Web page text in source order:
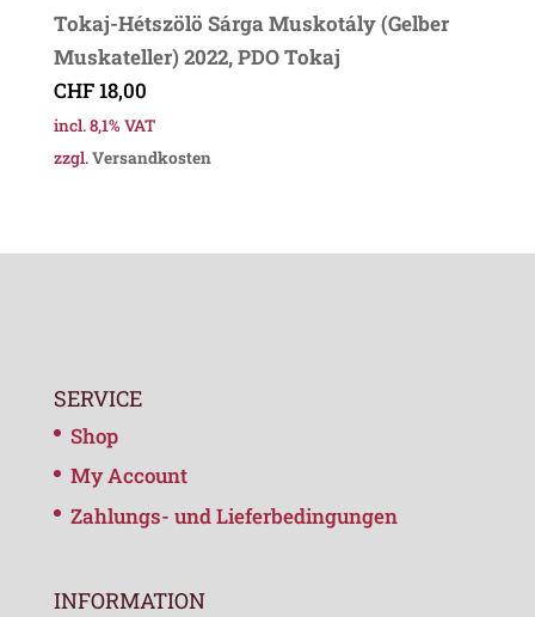
Tokaj-Hétszölö Sárga Muskotály (Gelber
Muskateller) 2022, PDO Tokaj
CHF18,00
incl. 8,1% VAT
zzgl.Versandkosten
SERVICE
Shop
My Account
Zahlungs- und Lieferbedingungen
INFORMATION